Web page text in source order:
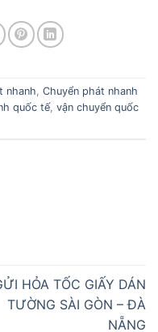
nhanh, Chuyển phát nhanh
quốc tế, vận chuyển quốc
HỎA TỐC GIẤY DÁN
TƯỜNG SÀI GÒN – ĐÀ
NẴNG